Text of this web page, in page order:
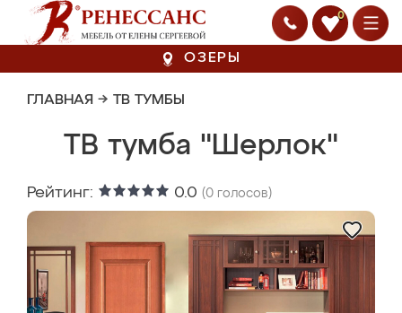
0
ОЗЕРЫ
ГЛАВНАЯ → ТВ ТУМБЫ
ТВ тумба "Шерлок"
Рейтинг: 0.0 (0 голосов)